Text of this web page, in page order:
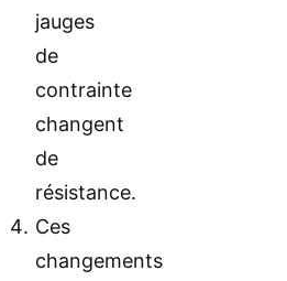
jauges
de
contrainte
changent
de
résistance.
Ces
changements